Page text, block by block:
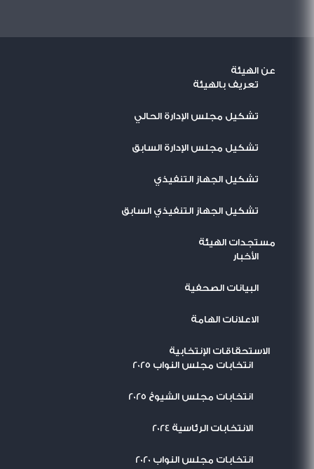
عن الهيئة
تعريف بالهيئة
تشكيل مجلس الإدارة الحالي
تشكيل مجلس الإدارة السابق
تشكيل الجهاز التنفيذي
تشكيل الجهاز التنفيذي السابق
مستجدات الهيئة
اﻷخبار
البيانات الصحفية
الاعلانات الهامة
الاستحقاقات الإنتخابية
انتخابات مجلس النواب 2025
انتخابات مجلس الشيوخ 2025
الانتخابات الرئاسية 2024
انتخابات مجلس النواب 2020